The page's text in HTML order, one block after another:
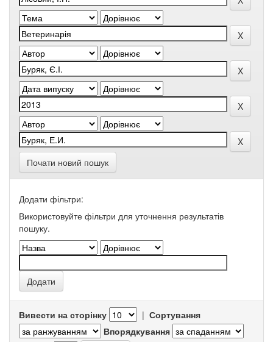
Почати новий пошук
Додати фільтри:
Використовуйте фільтри для уточнення результатів
пошуку.
Вивести на сторінку | Сортування
Впорядкування